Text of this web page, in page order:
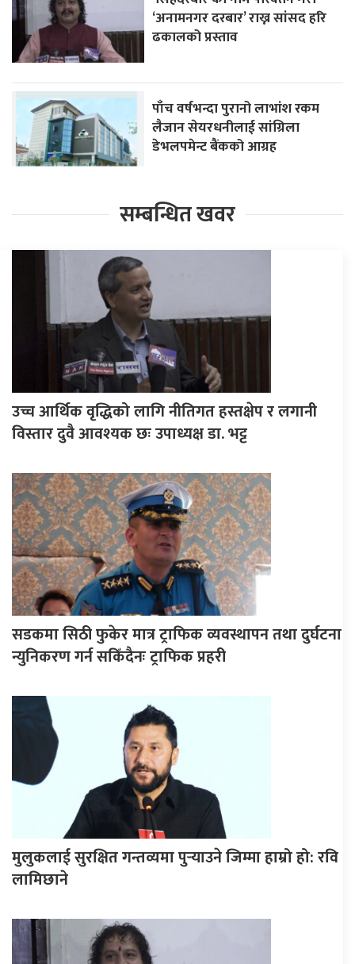
‘अनामनगर दरबार’ राख्न सांसद हरि
ढकालको प्रस्ताव
पाँच वर्षभन्दा पुरानो लाभांश रकम
लैजान सेयरधनीलाई सांग्रिला
डेभलपमेन्ट बैंकको आग्रह
सम्बन्धित खवर
उच्च आर्थिक वृद्धिको लागि नीतिगत हस्तक्षेप र लगानी
विस्तार दुवै आवश्यक छः उपाध्यक्ष डा. भट्ट
सडकमा सिठी फुकेर मात्र ट्राफिक व्यवस्थापन तथा दुर्घटना
न्युनिकरण गर्न सकिँदैनः ट्राफिक प्रहरी
मुलुकलाई सुरक्षित गन्तव्यमा पुर्‍याउने जिम्मा हाम्रो हो: रवि
लामिछाने